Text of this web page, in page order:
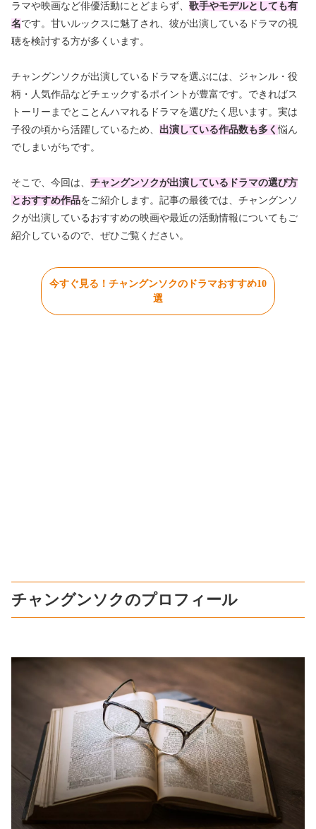
ラマや映画など俳優活動にとどまらず、 歌手やモデルとしても有
名です。甘いルックスに魅了され、彼が出演しているドラマの視
聴を検討する方が多くいます。
チャングンソクが出演しているドラマを選ぶには、ジャンル・役
柄・人気作品などチェックするポイントが豊富です。できればス
トーリーまでとことんハマれるドラマを選びたく思います。実は
子役の頃から活躍しているため、 出演している作品数も多く悩ん
でしまいがちです。
そこで、今回は、 チャングンソクが出演しているドラマの選び方
とおすすめ作品をご紹介します。記事の最後では、チャングンソ
クが出演しているおすすめの映画や最近の活動情報についてもご
紹介しているので、ぜひご覧ください。
今すぐ見る！チャングンソクのドラマおすすめ10
選
チャングンソクのプロフィール